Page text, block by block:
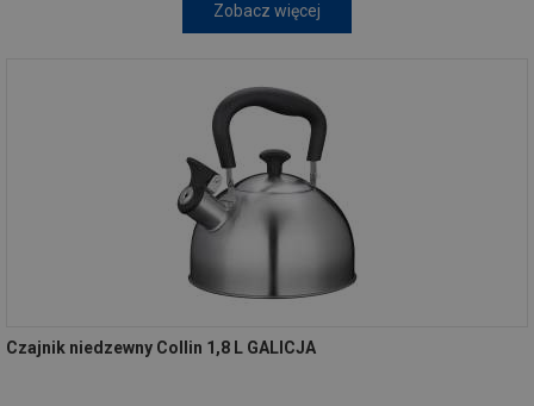
Zobacz więcej
Czajnik niedzewny Collin 1,8 L GALICJA